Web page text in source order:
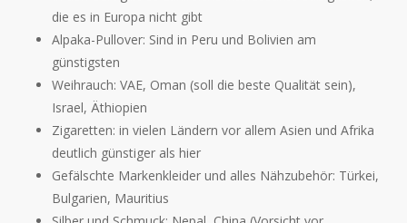
die es in Europa nicht gibt
Alpaka-Pullover: Sind in Peru und Bolivien am
günstigsten
Weihrauch: VAE, Oman (soll die beste Qualität sein),
Israel, Äthiopien
Zigaretten: in vielen Ländern vor allem Asien und Afrika
deutlich günstiger als hier
Gefälschte Markenkleider und alles Nähzubehör: Türkei,
Bulgarien, Mauritius